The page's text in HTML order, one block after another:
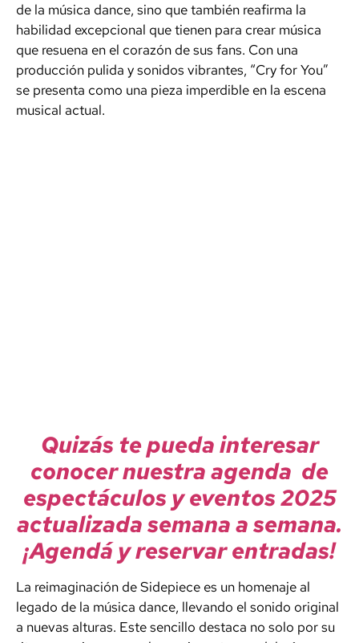
de la música dance, sino que también reafirma la
habilidad excepcional que tienen para crear música
que resuena en el corazón de sus fans. Con una
producción pulida y sonidos vibrantes, “Cry for You”
se presenta como una pieza imperdible en la escena
musical actual.
Quizás te pueda interesar
conocer nuestra agenda de
espectáculos y eventos 2025
actualizada semana a semana.
¡Agendá y reservar entradas!
La reimaginación de Sidepiece es un homenaje al
legado de la música dance, llevando el sonido original
a nuevas alturas. Este sencillo destaca no solo por su